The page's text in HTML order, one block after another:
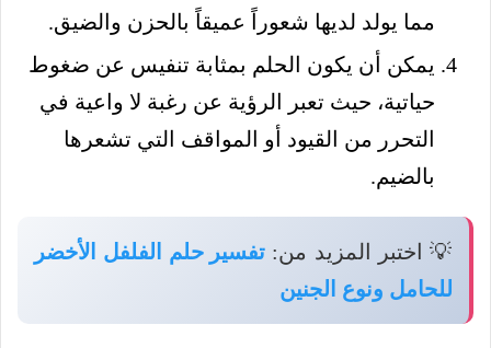
مما يولد لديها شعوراً عميقاً بالحزن والضيق.
يمكن أن يكون الحلم بمثابة تنفيس عن ضغوط
حياتية، حيث تعبر الرؤية عن رغبة لا واعية في
التحرر من القيود أو المواقف التي تشعرها
بالضيم.
💡 اختبر المزيد من: تفسير حلم الفلفل الأخضر
للحامل ونوع الجنين